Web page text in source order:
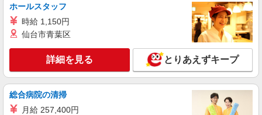
ホールスタッフ
時給 1,150円
仙台市青葉区
詳細を見る とりあえずキープ
総合病院の清掃
月給 257,400円